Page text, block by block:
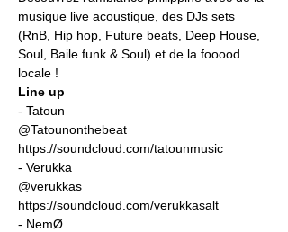
musique live acoustique, des DJs sets
(RnB, Hip hop, Future beats, Deep House,
Soul, Baile funk & Soul) et de la fooood
locale !
Line up
- Tatoun
@Tatounonthebeat
https://soundcloud.com/tatounmusic
- Verukka
@verukkas
https://soundcloud.com/verukkasalt
- NemØ